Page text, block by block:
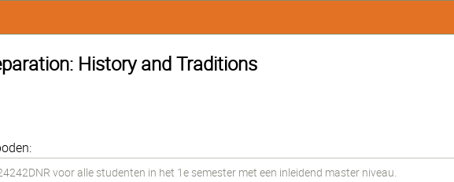
History and Traditions
voor alle studenten in het 1e semester met een inleidend master niveau.